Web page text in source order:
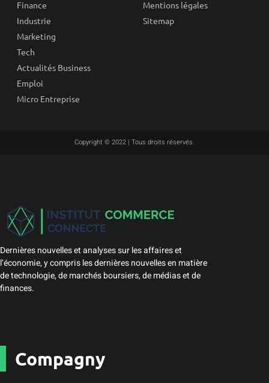
Finance
Industrie
Marketing
Tech
Actualités Business
Emploi
Micro Entreprise
Mentions légales
Sitemap
Copyright © 2022 | Tous droits réservés.
Dernières nouvelles et analyses sur les affaires et
l’économie, y compris les dernières nouvelles en matière
de technologie, de marchés boursiers, de médias et de
finances.
Compagny